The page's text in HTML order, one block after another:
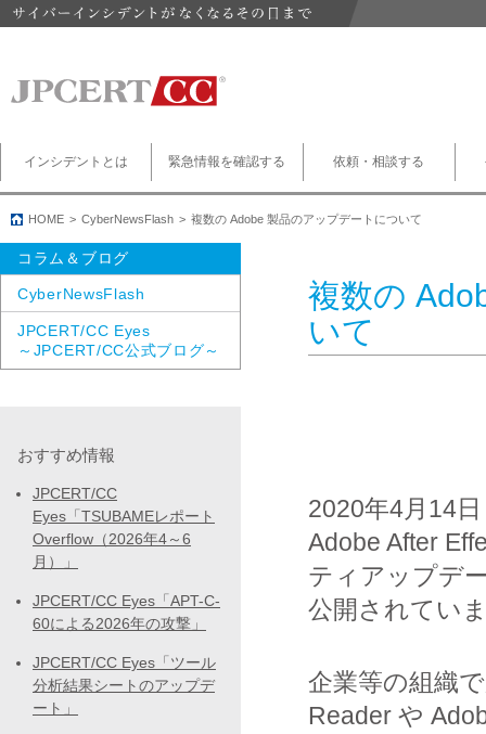
インシデントとは 緊急情報を確認する 依頼・相談する
HOME CyberNewsFlash 複数の Adobe 製品のアップデートについて
複数の
いて
2020年4月14
Adobe After
ティアップデ
公開されてい
企業等の組織
Reader や
コラム＆ブログ
CyberNewsFlash
JPCERT/CC Eyes
～JPCERT/CC公式ブログ～
おすすめ情報
JPCERT/CC
Eyes「TSUBAMEレポート
Overflow（2026年4～6
月）」
JPCERT/CC Eyes「APT-C-
60による2026年の攻撃」
JPCERT/CC Eyes「ツール
分析結果シートのアップデ
ート」